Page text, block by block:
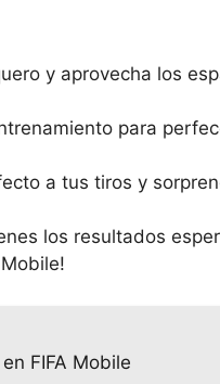
y aprovecha los
para
a tus tiros y
los resultados
FIFA Mobile